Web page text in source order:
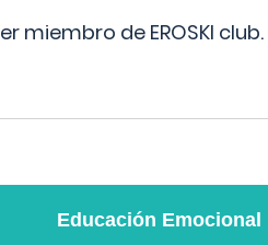
miembro de EROSKI club.
Educación Emocional